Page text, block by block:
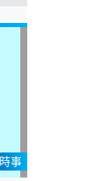
時事